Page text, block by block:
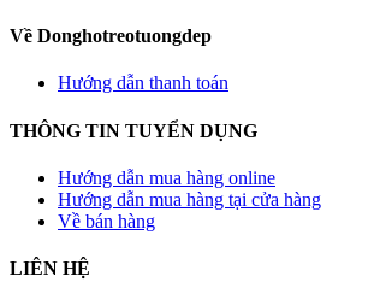
Về Donghotreotuongdep
Hướng dẫn thanh toán
THÔNG TIN TUYỂN DỤNG
Hướng dẫn mua hàng online
Hướng dẫn mua hàng tại cửa hàng
Về bán hàng
LIÊN HỆ